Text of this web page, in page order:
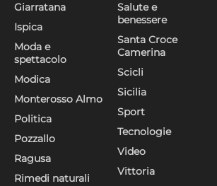
Giarratana
Ispica
Moda e
spettacolo
Modica
Monterosso Almo
Politica
Pozzallo
Ragusa
Rimedi naturali
Salute e
benessere
Santa Croce
Camerina
Scicli
Sicilia
Sport
Tecnologie
Video
Vittoria